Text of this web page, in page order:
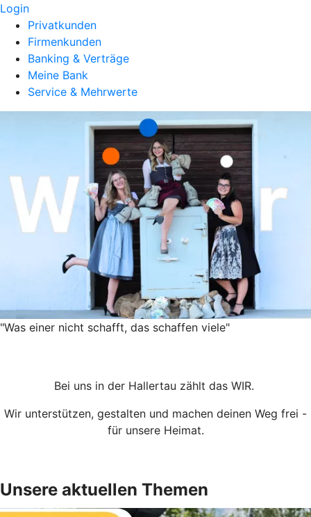
Login
Privatkunden
Firmenkunden
Banking & Verträge
Meine Bank
Service & Mehrwerte
"Was einer nicht schafft, das schaffen viele"
Bei uns in der Hallertau zählt das WIR.
Wir unterstützen, gestalten und machen deinen Weg frei -
für unsere Heimat.
Unsere aktuellen Themen